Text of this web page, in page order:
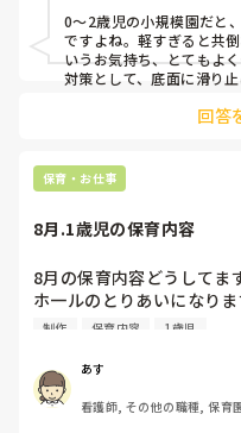
0〜2歳児の小規模園だと
ですよね。軽すぎると共
いうお気持ち、とてもよ
対策として、底面に滑り
た、ストッパー付きキャ
り、脚元に水入りペット
てくださいね。安全で使
回答
保育・お仕事
8月.1歳児の保育内容
8月の保育内容どうしてま
ホ一ルのとりあいになり
台、風船で遊んでいます
クラスです、玩具で遊ば
ています。何か、いいアイ
で、教えて下さい。
制作 保育内容 1歳児
あす
看護師, その他の職種, 保育